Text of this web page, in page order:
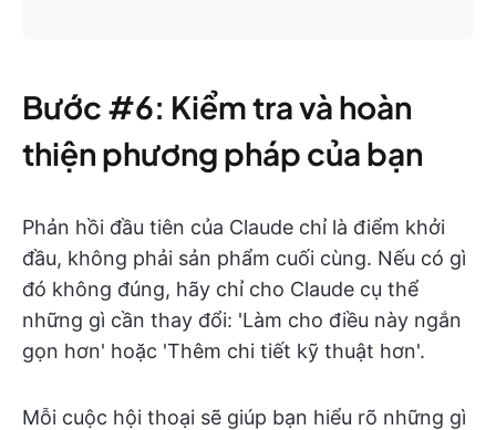
Bước #6: Kiểm tra và hoàn
thiện phương pháp của bạn
Phản hồi đầu tiên của Claude chỉ là điểm khởi
đầu, không phải sản phẩm cuối cùng. Nếu có gì
đó không đúng, hãy chỉ cho Claude cụ thể
những gì cần thay đổi: 'Làm cho điều này ngắn
gọn hơn' hoặc 'Thêm chi tiết kỹ thuật hơn'.
Mỗi cuộc hội thoại sẽ giúp bạn hiểu rõ những gì